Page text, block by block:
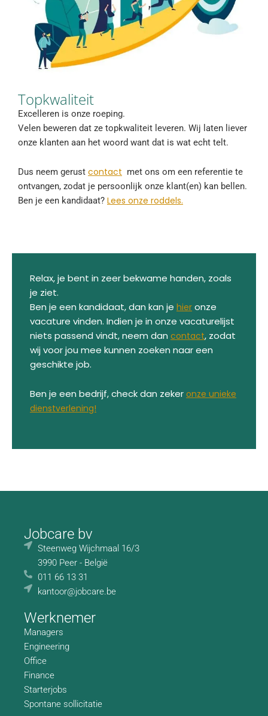
Topkwaliteit
Excelleren is onze roeping.
Velen beweren dat ze topkwaliteit leveren. Wij laten liever
onze klanten aan het woord want dat is wat echt telt.
Dus neem gerust contact met ons om een referentie te
ontvangen, zodat je persoonlijk onze klant(en) kan bellen.
Ben je een kandidaat? Lees onze roddels.
Relax, je bent in zeer bekwame handen, zoals
je ziet.
Ben je een kandidaat, dan kan je hier onze
vacature vinden. Indien je in onze vacaturelijst
niets passend vindt, neem dan contact, zodat
wij voor jou mee kunnen zoeken naar een
geschikte job.
Ben je een bedrijf, check dan zeker onze unieke
dienstverlening!
Jobcare bv
Steenweg Wijchmaal 16/3
3990 Peer - België
011 66 13 31
kantoor@jobcare.be
Werknemer
Managers
Engineering
Office
Finance
Starterjobs
Spontane sollicitatie